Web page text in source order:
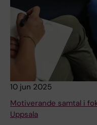
10 jun 2025
Motiverande samtal i
Uppsala